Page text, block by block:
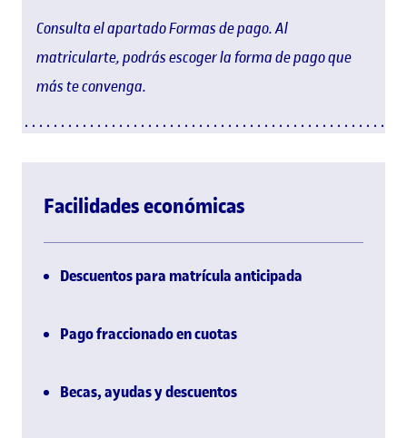
Consulta el apartado Formas de pago. Al
matricularte, podrás escoger la forma de pago que
más te convenga.
Facilidades económicas
Descuentos para matrícula anticipada
Pago fraccionado en cuotas
Becas, ayudas y descuentos